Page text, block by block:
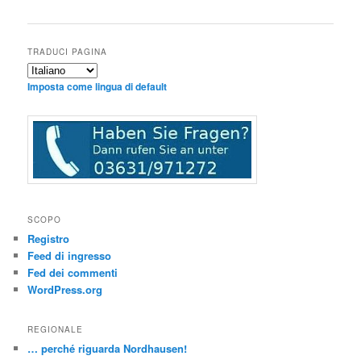
TRADUCI PAGINA
Imposta come lingua di default
SCOPO
Registro
Feed di ingresso
Fed dei commenti
WordPress.org
REGIONALE
… perché riguarda Nordhausen!